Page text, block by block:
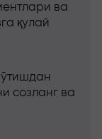
ва
қулай
ўтишдан
созланг ва